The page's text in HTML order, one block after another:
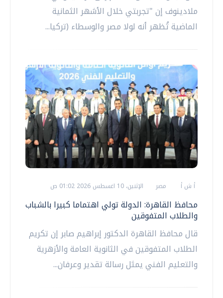
ملادينوف إن "تجربتي خلال الأشهر الثمانية
الماضية تُظهر أنه لولا مصر والوسطاء (تركيا...
أ ش أ مصر الإثنين، 10 اغسطس 2026 01:02 ص
محافظ القاهرة: الدولة تولي اهتماما كبيرا بالشباب
والطلاب المتفوقين
قال محافظ القاهرة الدكتور إبراهيم صابر إن تكريم
الطلاب المتفوقين في الثانوية العامة والأزهرية
والتعليم الفني يمثل رسالة تقدير وعرفان...